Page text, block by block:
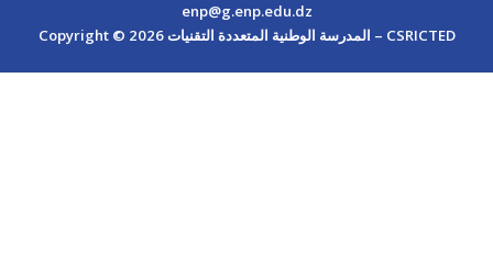
enp@g.enp.edu.dz
Copyright © 2026 المدرسة الوطنية المتعددة التقنيات – CSRICTED